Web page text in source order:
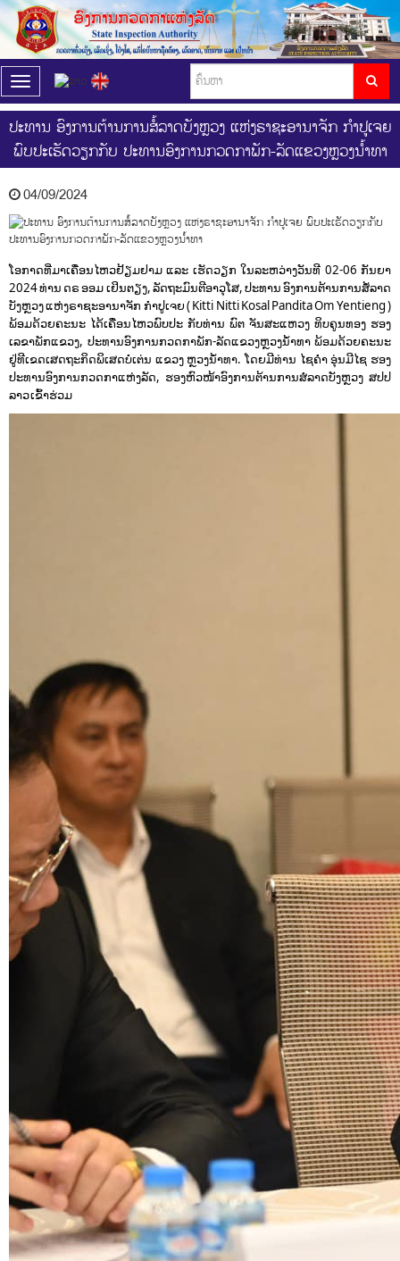
T
o
g
g
l
e
a
v
i
a
t
i
o
n
ປະທານ ອົງການຕ້ານການສໍ້ລາດບັງຫຼວງ ແຫ່ງຣາຊະອານາຈັກ ກຳປູເຈຍ
ພົບປະເຮັດວຽກກັບ ປະທານອົງການກວດກາພັກ-ລັດແຂວງຫຼວງນໍ້າທາ
04/09/2024
ໂອກາດທີ່ມາເຄື່ອນໄຫວຢ້ຽມຢາມ ແລະ ເຮັດວຽກ ໃນລະຫວ່າງວັນທີ 02-06 ກັນຍາ
2024 ທ່ານ ດຣ ອອມ ເຢິນຕຽງ, ລັດຖະມົນຕີອາວຸໂສ, ປະທານ ອົງການຕ້ານການສໍ້ລາດ
ບັງຫຼວງ ແຫ່ງຣາຊະອານາຈັກ ກຳປູເຈຍ ( Kitti Nitti Kosal Pandita Om Yentieng )
ພ້ອມດ້ວຍຄະນະ ໄດ້ເຄື່ອນໄຫວພົບປະ ກັບທ່ານ ພົຕ ຈັນສະແຫວງ ທິບຄູນທອງ ຮອງ
ເລຂາພັກແຂວງ,​ ປະທານອົງການກວດກາພັກ-ລັດແຂວງຫຼວງນໍ້າທາ ພ້ອມດ້ວຍຄະນະ
ຢູ່ທີເຂດເສດຖະກິດພິເສດບໍ່ເຕ່ນ ແຂວງ ຫຼວງນໍ້າທາ. ໂດຍມີທ່ານ ໄຊຄຳ ອຸ່ນມີໄຊ ຮອງ
ປະທານອົງການກວດກາແຫ່ງລັດ, ຮອງຫົວໜ້າອົງການຕ້ານການສໍລາດບັງຫຼວງ ສປປ
ລາວ ເຂົ້າຮ່ວມ